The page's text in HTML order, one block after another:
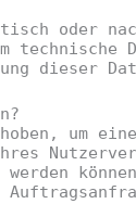
oder
technische
dieser
um
werden